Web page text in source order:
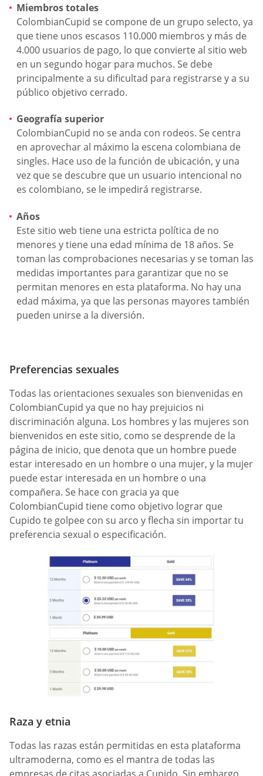
Miembros totales
ColombianCupid se compone de un grupo selecto, ya
que tiene unos escasos 110.000 miembros y más de
4.000 usuarios de pago, lo que convierte al sitio web
en un segundo hogar para muchos. Se debe
principalmente a su dificultad para registrarse y a su
público objetivo cerrado.
Geografía superior
ColombianCupid no se anda con rodeos. Se centra
en aprovechar al máximo la escena colombiana de
singles. Hace uso de la función de ubicación, y una
vez que se descubre que un usuario intencional no
es colombiano, se le impedirá registrarse.
Años
Este sitio web tiene una estricta política de no
menores y tiene una edad mínima de 18 años. Se
toman las comprobaciones necesarias y se toman las
medidas importantes para garantizar que no se
permitan menores en esta plataforma. No hay una
edad máxima, ya que las personas mayores también
pueden unirse a la diversión.
Preferencias sexuales
Todas las orientaciones sexuales son bienvenidas en
ColombianCupid ya que no hay prejuicios ni
discriminación alguna. Los hombres y las mujeres son
bienvenidos en este sitio, como se desprende de la
página de inicio, que denota que un hombre puede
estar interesado en un hombre o una mujer, y la mujer
puede estar interesada en un hombre o una
compañera. Se hace con gracia ya que
ColombianCupid tiene como objetivo lograr que
Cupido te golpee con su arco y flecha sin importar tu
preferencia sexual o especificación.
Raza y etnia
Todas las razas están permitidas en esta plataforma
ultramoderna, como es el mantra de todas las